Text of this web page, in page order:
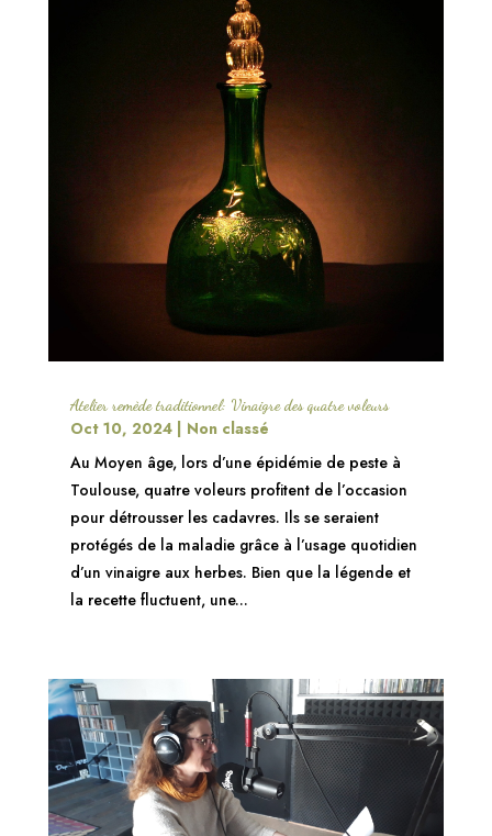
Atelier remède traditionnel: Vinaigre des quatre voleurs
Oct 10, 2024| Non classé
Au Moyen âge, lors d’une épidémie de peste à
Toulouse, quatre voleurs profitent de l’occasion
pour détrousser les cadavres. Ils se seraient
protégés de la maladie grâce à l’usage quotidien
d’un vinaigre aux herbes. Bien que la légende et
la recette fluctuent, une...